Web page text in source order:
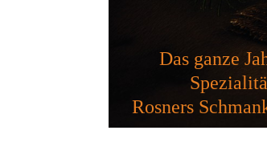
Das ganze
Spezialitäten
Rosners